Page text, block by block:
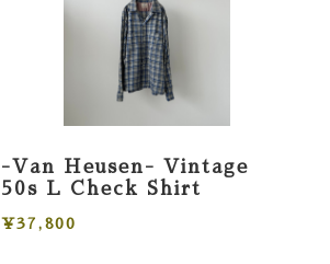
-Van Heusen- Vintage
50s L Check Shirt
¥37,800